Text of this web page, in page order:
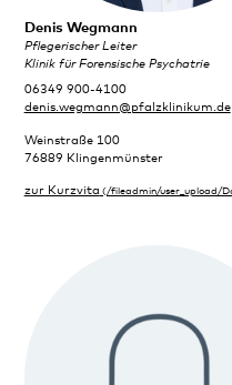
Denis Wegmann
Pflegerischer Leiter
Klinik für Forensische Psychatrie
06349 900-4100
denis.wegmann@pfalzklinikum.de
Weinstraße 100
76889 Klingenmünster
zur Kurzvita